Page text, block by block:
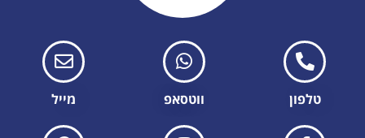
טלפון ווטסאפ מייל